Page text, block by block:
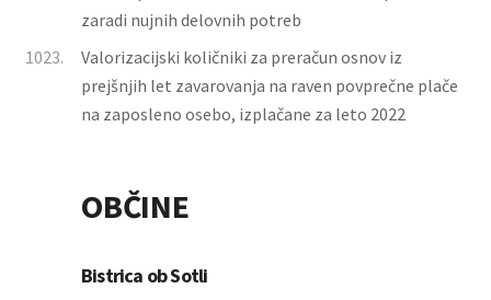
zaradi nujnih delovnih potreb
1023.
Valorizacijski količniki za preračun osnov iz
prejšnjih let zavarovanja na raven povprečne plače
na zaposleno osebo, izplačane za leto 2022
OBČINE
Bistrica ob Sotli